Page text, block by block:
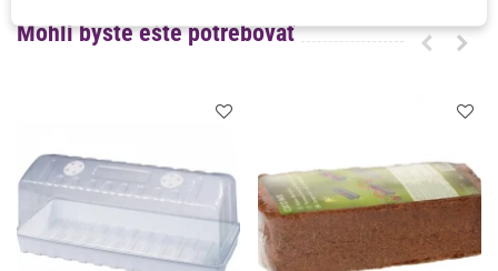
Mohli byste ešte potrebovať